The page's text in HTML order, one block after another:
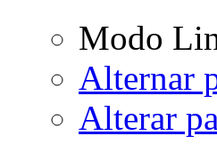
Modo
Alternar
Alterar